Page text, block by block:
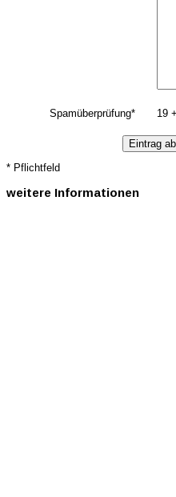
Spamüberprüfung* 19
* Pflichtfeld
weitere Informationen